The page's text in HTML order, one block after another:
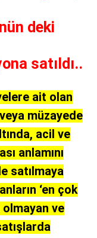
deki
satıldı..
ait olan
müzayede
acil ve
anlamını
satılmaya
‘en çok
olmayan ve